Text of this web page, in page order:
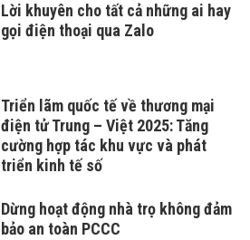
Lời khuyên cho tất cả những ai hay
gọi điện thoại qua Zalo
Triển lãm quốc tế về thương mại
điện tử Trung – Việt 2025: Tăng
cường hợp tác khu vực và phát
triển kinh tế số
Dừng hoạt động nhà trọ không đảm
bảo an toàn PCCC